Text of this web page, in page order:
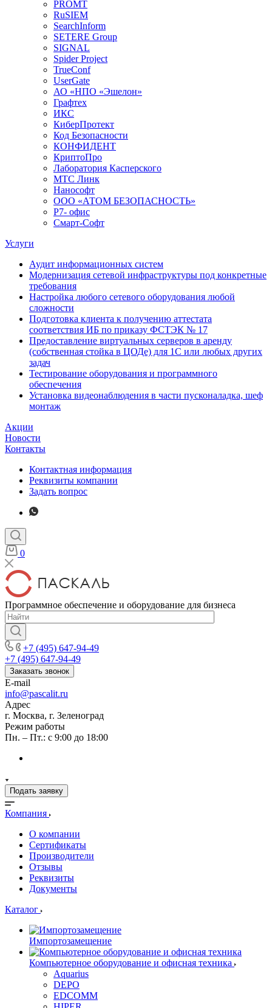
PROMT
RuSIEM
SearchInform
SETERE Group
SIGNAL
Spider Project
TrueConf
UserGate
АО «НПО «Эшелон»
Графтех
ИКС
КиберПротект
Код Безопасности
КОНФИДЕНТ
КриптоПро
Лаборатория Касперского
МТС Линк
Нанософт
ООО «АТОМ БЕЗОПАСНОСТЬ»
Р7- офис
Смарт-Софт
Услуги
Аудит информационных систем
Модернизация сетевой инфраструктуры под конкретные
требования
Настройка любого сетевого оборудования любой
сложности
Подготовка клиента к получению аттестата
соответствия ИБ по приказу ФСТЭК № 17
Предоставление виртуальных серверов в аренду
(собственная стойка в ЦОДе) для 1С или любых других
задач
Тестирование оборудования и программного
обеспечения
Установка видеонаблюдения в части пусконаладка, шеф
монтаж
Акции
Новости
Контакты
Контактная информация
Реквизиты компании
Задать вопрос
0
Программное обеспечение и оборудование для бизнеса
+7 (495) 647-94-49
+7 (495) 647-94-49
Заказать звонок
E-mail
info@pascalit.ru
Адрес
г. Москва, г. Зеленоград
Режим работы
Пн. – Пт.: с 9:00 до 18:00
Подать заявку
Компания
О компании
Сертификаты
Производители
Отзывы
Реквизиты
Документы
Каталог
Импортозамещение
Компьютерное оборудование и офисная техника
Aquarius
DEPO
EDCOMM